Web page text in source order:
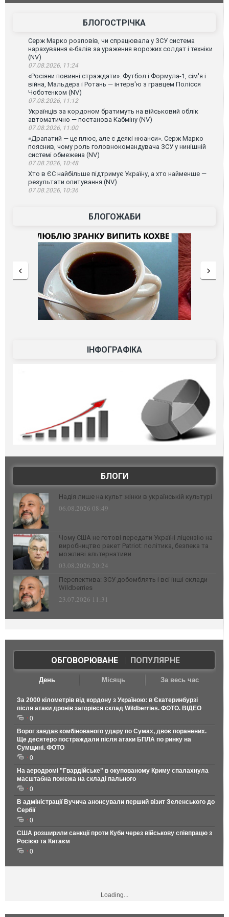
постраждали. ВІДЕО
БЛОГОСТРІЧКА
Серж Марко розповів, чи спрацювала у ЗСУ система
нарахування є-балів за ураження ворожих солдат і техніки
(NV)
07.08.2026, 11:24
«Росіяни повинні страждати». Футбол і Формула-1, сім'я і
війна, Мальдера і Ротань — інтерв'ю з гравцем Полісся
Чоботенком (NV)
07.08.2026, 11:12
Українців за кордоном братимуть на військовий облік
автоматично — постанова Кабміну (NV)
07.08.2026, 11:00
«Драпатий — це плюс, але є деякі нюанси». Серж Марко
пояснив, чому роль головнокомандувача ЗСУ у нинішній
системі обмежена (NV)
07.08.2026, 10:48
Хто в ЄС найбільше підтримує Україну, а хто найменше —
результати опитування (NV)
07.08.2026, 10:36
БЛОГОЖАБИ
ІНФОГРАФІКА
БЛОГИ
Надія лише на культ жінки в українській культурі
06.08.2026 08:49
Чому США не готові передати Україні ліцензію на
виробництво ракет Patriot: політика, безпека та
можливі альтернативи
03.08.2026 20:24
Перспектива: ЗСУ добомблять і всі інші склади
Wildberries
23.07.2026 11:31
ОБГОВОРЮВАНЕ| ПОПУЛЯРНЕ
День Місяць За весь час
За 2000 кілометрів від кордону з Україною: в Єкатеринбурзі
після атаки дронів загорівся склад Wildberries. ФОТО. ВІДЕО
0
Ворог завдав комбінованого удару по Сумах, двоє поранених.
Ще десятеро постраждали після атаки БПЛА по ринку на
Сумщині. ФОТО
0
На аеродромі "Гвардійське" в окупованому Криму спалахнула
масштабна пожежа на складі пального
0
В адміністрації Вучича анонсували перший візит Зеленського до
Сербії
0
США розширили санкції проти Куби через військову співпрацю з
Росією та Китаєм
0
Loading...